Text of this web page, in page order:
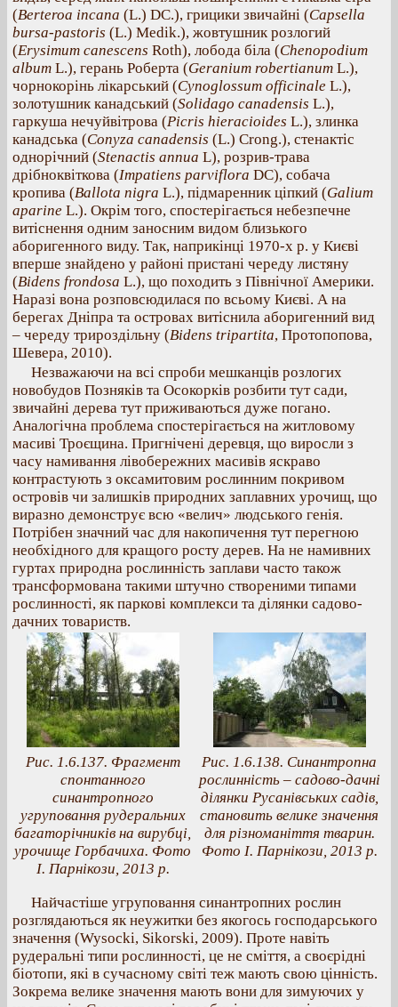
(Berteroa incana (L.) DC.), грицики звичайні (Capsella
bursa-pastoris (L.) Medik.), жовтушник розлогий
(Erysimum canescens Roth), лобода біла (Chenopodium
album L.), герань Роберта (Geranium robertianum L.),
чорнокорінь лікарський (Cynoglossum officinale L.),
золотушник канадський (Solidago canadensis L.),
гаркуша нечуйвітрова (Picris hieracioides L.), злинка
канадська (Conyza canadensis (L.) Crong.), стенактіс
однорічний (Stenactis annua L), розрив-трава
дрібноквіткова (Impatiens parviflora DC), собача
кропива (Ballota nigra L.), підмаренник ціпкий (Galium
aparine L.). Окрім того, спостерігається небезпечне
витіснення одним заносним видом близького
аборигенного виду. Так, наприкінці 1970-х р. у Києві
вперше знайдено у районі пристані череду листяну
(Bidens frondosa L.), що походить з Північної Америки.
Наразі вона розповсюдилася по всьому Києві. А на
берегах Дніпра та островах витіснила аборигенний вид
– череду трироздільну (Bidens tripartita, Протопопова,
Шевера, 2010).
Незважаючи на всі спроби мешканців розлогих
новобудов Позняків та Осокорків розбити тут сади,
звичайні дерева тут приживаються дуже погано.
Аналогічна проблема спостерігається на житловому
масиві Троєщина. Пригнічені деревця, що виросли з
часу намивання лівобережних масивів яскраво
контрастують з оксамитовим рослинним покривом
островів чи залишків природних заплавних урочищ, що
виразно демонструє всю «велич» людського генія.
Потрібен значний час для накопичення тут перегною
необхідного для кращого росту дерев. На не намивних
гуртах природна рослинність заплави часто також
трансформована такими штучно створеними типами
рослинності, як паркові комплекси та ділянки садово-
дачних товариств.
Рис. 1.6.137. Фрагмент
спонтанного
синантропного
угруповання рудеральних
багаторічників на вирубці,
урочище Горбачиха. Фото
І. Парнікози, 2013 р.
Рис. 1.6.138. Синантропна
рослинність – садово-дачні
ділянки Русанівських садів,
становить велике значення
для різноманіття тварин.
Фото І. Парнікози, 2013 р.
Найчастіше угруповання синантропних рослин
розглядаються як неужитки без якогось господарського
значення (Wysocki, Sikorski, 2009). Проте навіть
рудеральні типи рослинності, це не сміття, а своєрідні
біотопи, які в сучасному світі теж мають свою цінність.
Зокрема велике значення мають вони для зимуючих у